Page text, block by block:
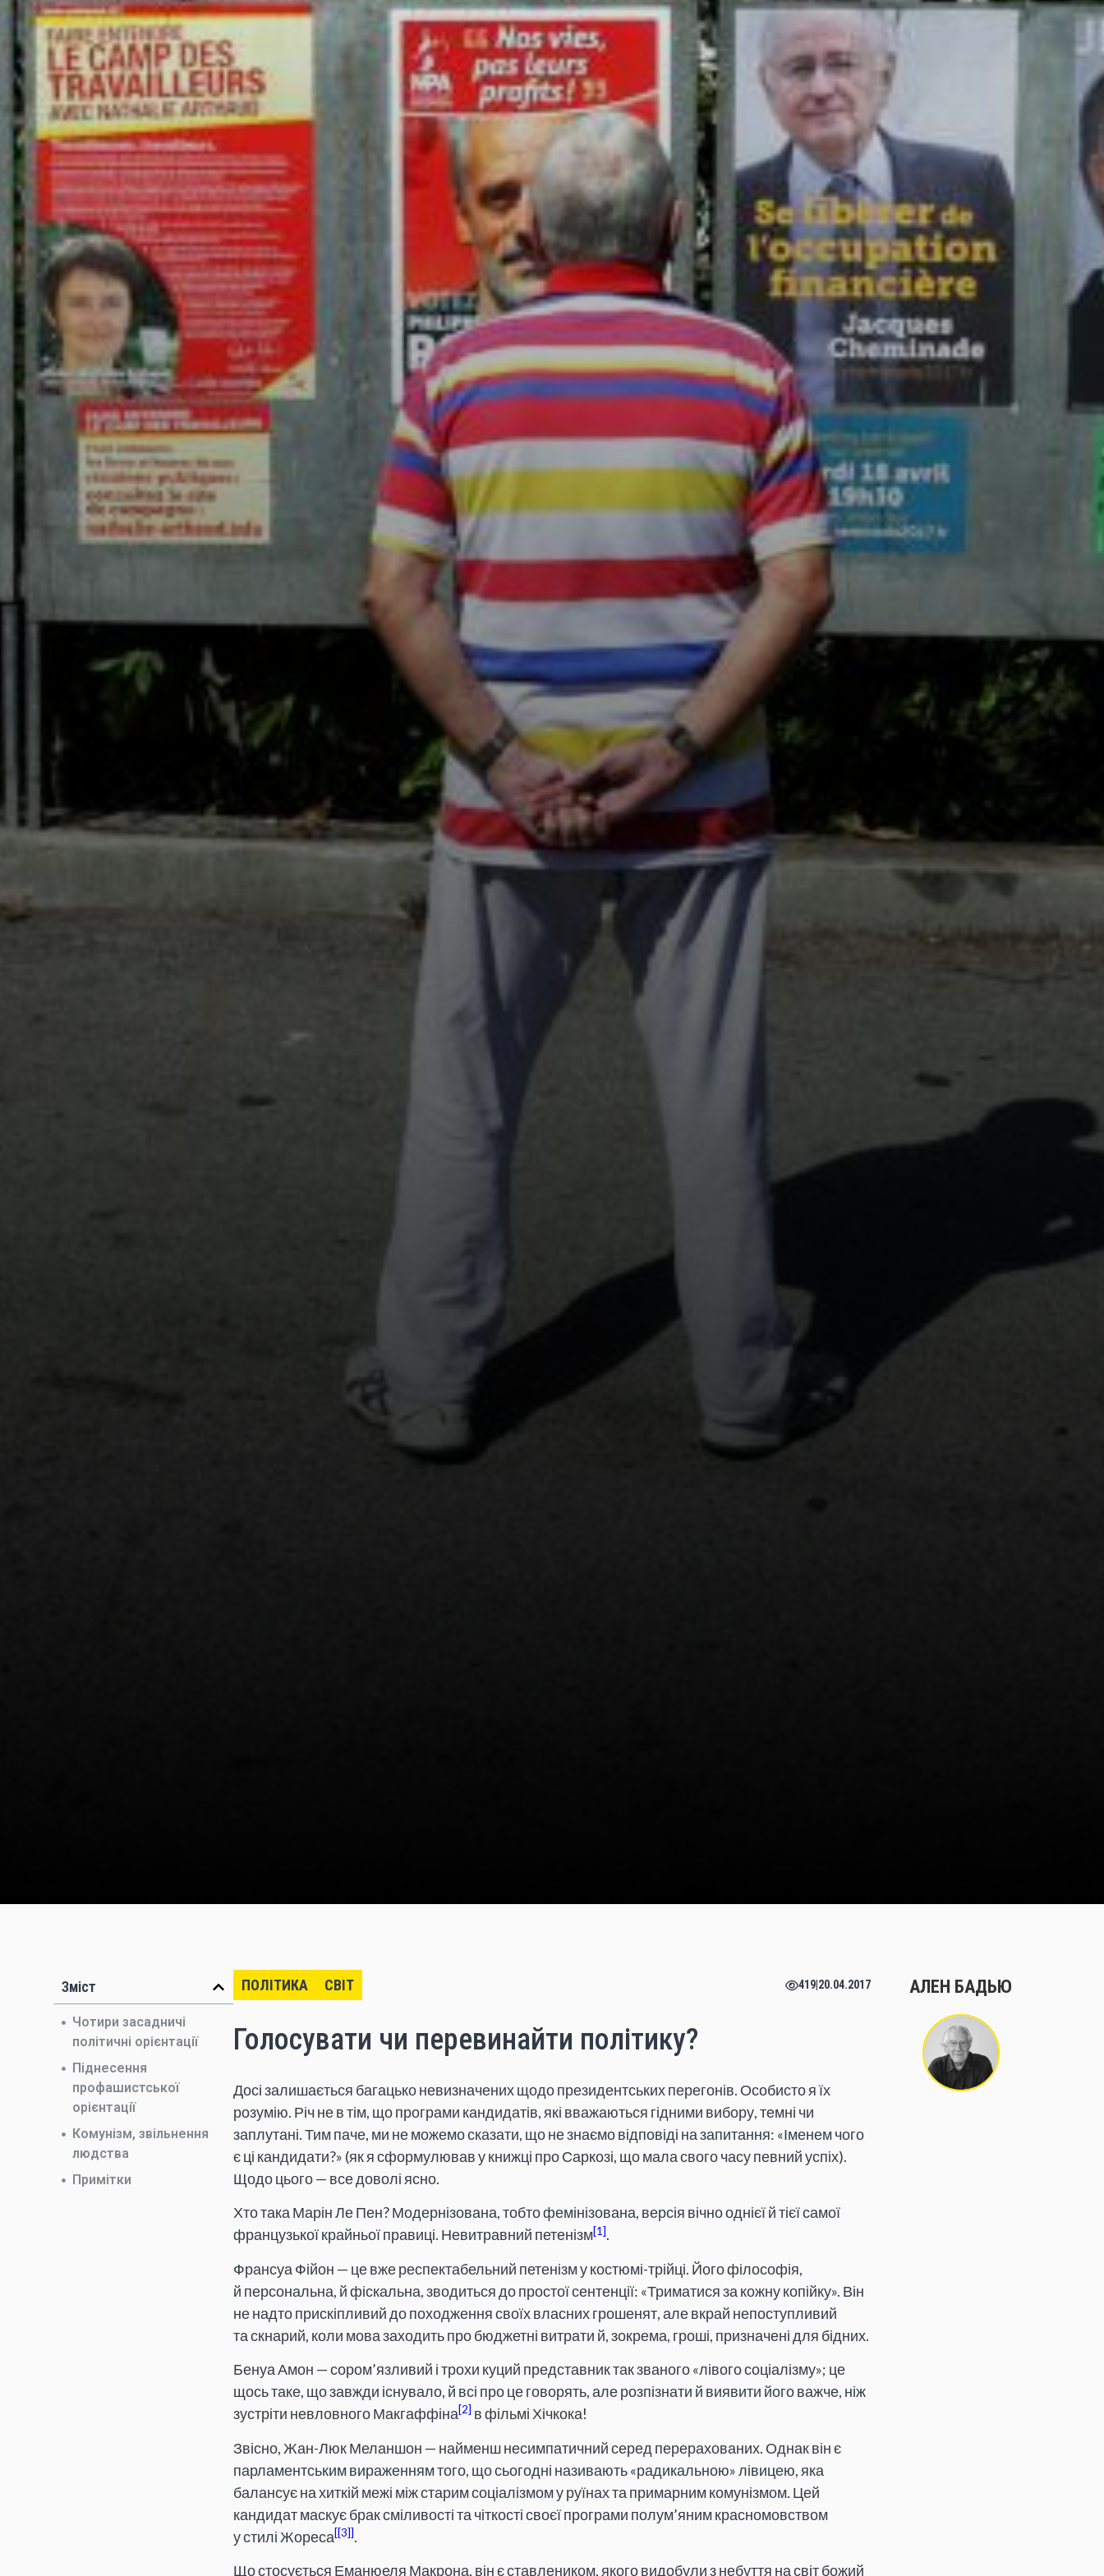
Зміст
Чотири засадничі
політичні орієнтації
Піднесення
профашистської
орієнтації
Комунізм, звільнення
людства
Примітки
ПОЛІТИКА СВІТ 419 20.04.2017
Голосувати чи перевинайти політику?
Досі залишається багацько невизначених щодо президентських перегонів. Особисто я їх
розумію. Річ не в тім, що програми кандидатів, які вважаються гідними вибору, темні чи
заплутані. Тим паче, ми не можемо сказати, що не знаємо відповіді на запитання: «Іменем чого
є ці кандидати?» (як я сформулював у книжці про Саркозі, що мала свого часу певний успіх).
Щодо цього — все доволі ясно.
Хто така Марін Ле Пен? Модернізована, тобто фемінізована, версія вічно однієї й тієї самої
французької крайньої правиці. Невитравний петенізм[1].
Франсуа Фійон — це вже респектабельний петенізм у костюмі-трійці. Його філософія,
й персональна, й фіскальна, зводиться до простої сентенції: «Триматися за кожну копійку». Він
не надто прискіпливий до походження своїх власних грошенят, але вкрай непоступливий
та скнарий, коли мова заходить про бюджетні витрати й, зокрема, гроші, призначені для бідних.
Бенуа Амон — сором’язливий і трохи куций представник так званого «лівого соціалізму»; це
щось таке, що завжди існувало, й всі про це говорять, але розпізнати й виявити його важче, ніж
зустріти невловного Макгаффіна[2] в фільмі Хічкока!
Звісно, Жан-Люк Меланшон — найменш несимпатичний серед перерахованих. Однак він є
парламентським вираженням того, що сьогодні називають «радикальною» лівицею, яка
балансує на хиткій межі між старим соціалізмом у руїнах та примарним комунізмом. Цей
кандидат маскує брак сміливості та чіткості своєї програми полум’яним красномовством
у стилі Жореса [3] .
Що стосується Еманюеля Макрона, він є ставлеником, якого видобули з небуття на світ божий
АЛЕН БАДЬЮ